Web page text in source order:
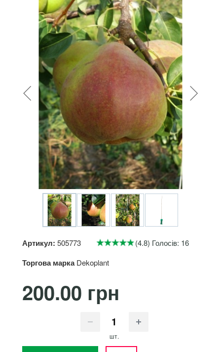
Артикул: 505773 (4.8) Голосів: 16
Торгова марка Dekoplant
200.00 грн
шт.